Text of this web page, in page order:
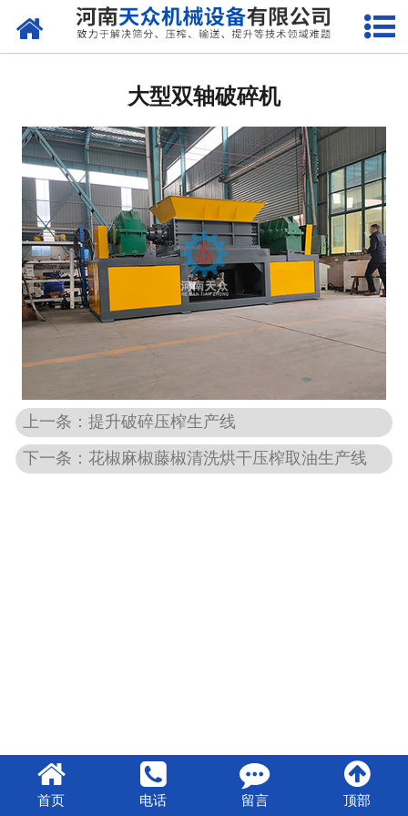
网站首页
新闻资讯
客户案例
现场视频
联系我们
大型双轴破碎机
上一条：提升破碎压榨生产线
下一条：花椒麻椒藤椒清洗烘干压榨取油生产线
首页 电话 留言 顶部